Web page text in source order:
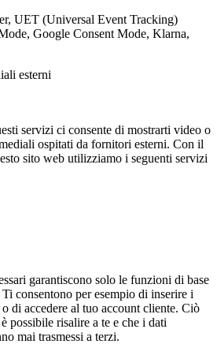
UET (Universal Event Tracking)
Google Consent Mode, Klarna,
esterni
servizi ci consente di mostrarti video o
ospitati da fornitori esterni. Con il
sito web utilizziamo i seguenti servizi
garantiscono solo le funzioni di base
consentono per esempio di inserire i
di accedere al tuo account cliente. Ciò
possibile risalire a te e che i dati
mai trasmessi a terzi.